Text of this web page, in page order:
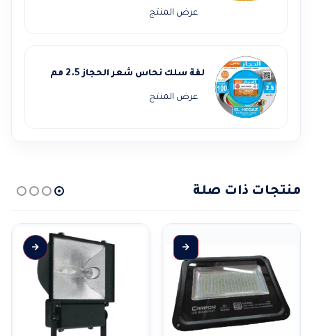
عرض المنتج
لفة سلك نحاس شعر الحجاز 2.5 مم
عرض المنتج
منتجات ذات صلة